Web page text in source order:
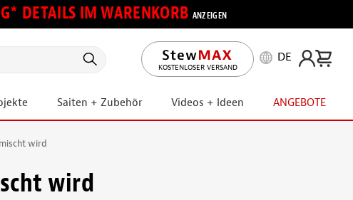
DETAILS IM WARENKORB ANZEIGEN
KOSTENLOSER VERSAND
DE
Saiten + Zubehör Videos + Ideen ANGEBOTE
wird
wird